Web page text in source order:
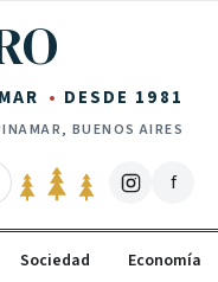
DESDE 1981
BUENOS AIRES
f
Sociedad Economía